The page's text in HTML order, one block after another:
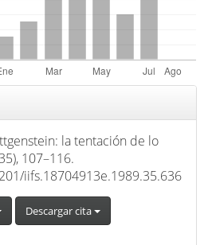
la tentación de lo
107–116.
iifs.18704913e.1989.35.636
Descargar cita